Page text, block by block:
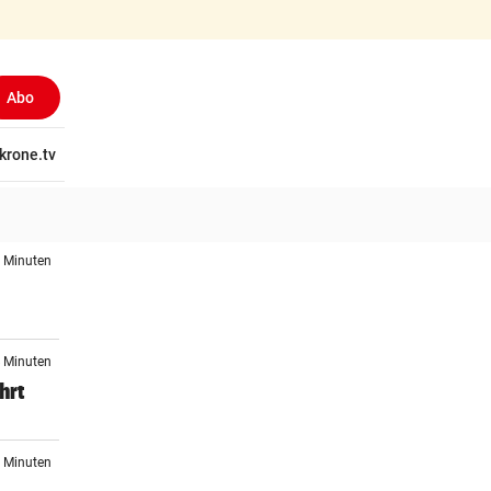
Abo
krone.tv
Minuten
Minuten
Minuten